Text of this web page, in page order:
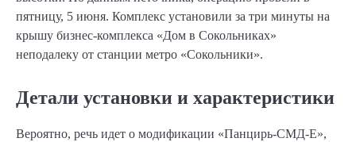
пятницу, 5 июня. Комплекс установили за три минуты на
крышу бизнес-комплекса «Дом в Сокольниках»
неподалеку от станции метро «Сокольники».
Детали установки и характеристики
Вероятно, речь идет о модификации «Панцирь-СМД-Е»,